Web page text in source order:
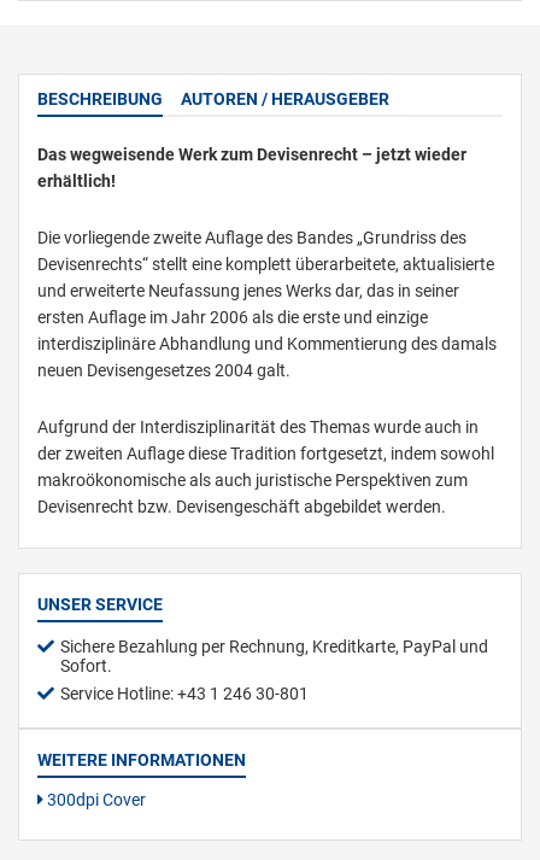
BESCHREIBUNG AUTOREN / HERAUSGEBER
Das wegweisende Werk zum Devisenrecht – jetzt wieder
erhältlich!
Die vorliegende zweite Auflage des Bandes „Grundriss des
Devisenrechts“ stellt eine komplett überarbeitete, aktualisierte
und erweiterte Neufassung jenes Werks dar, das in seiner
ersten Auflage im Jahr 2006 als die erste und einzige
interdisziplinäre Abhandlung und Kommentierung des damals
neuen Devisengesetzes 2004 galt.
Aufgrund der Interdisziplinarität des Themas wurde auch in
der zweiten Auflage diese Tradition fortgesetzt, indem sowohl
makroökonomische als auch juristische Perspektiven zum
Devisenrecht bzw. Devisengeschäft abgebildet werden.
UNSER SERVICE
Sichere Bezahlung per Rechnung, Kreditkarte, PayPal und
Sofort.
Service Hotline: +43 1 246 30-801
WEITERE INFORMATIONEN
300dpi Cover